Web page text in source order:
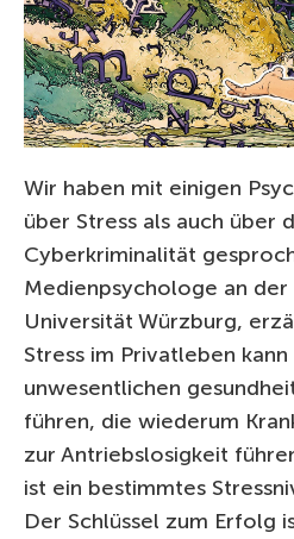
Wir haben mit einigen
über Stress als auch über
Cyberkriminalität
Medienpsychologe an der
Universität Würzburg,
Stress im Privatleben
unwesentlichen
führen, die wiederum
zur Antriebslosigkeit
ist ein bestimmtes
Der Schlüssel zum Erfolg